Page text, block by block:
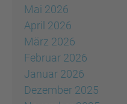
Mai 2026
April 2026
März 2026
Februar 2026
Januar 2026
Dezember 2025